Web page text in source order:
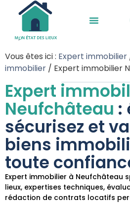
Expert
Neufchâteau :
sécurisez et
biens
toute
Expert immobilier à Neufchâteau
lieux, expertises techniques,
rédaction de contrats locatifs
Vous êtes ici : Expert immobilier
immobilier / Expert immobilier